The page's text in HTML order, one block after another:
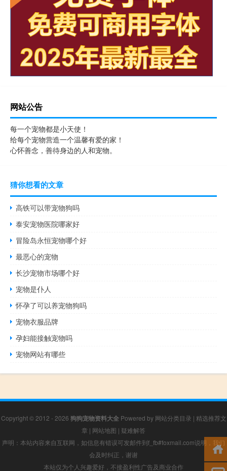
网站公告
每一个宠物都是小天使！
给每个宠物营造一个温馨有爱的家！
心怀善念，善待身边的人和宠物。
猜你想看的文章
高铁可以带宠物狗吗
泰安宠物医院哪家好
冒险岛永恒宠物哪个好
最恶心的宠物
长沙宠物市场哪个好
宠物是仆人
怀孕了可以养宠物狗吗
宠物衣服品牌
孕妇能接触宠物吗
宠物网站有哪些
Copyright © 2012 - 2026 狗狗宠物资料大全Powered by 网站分类目录 | 精选推荐文
章 | 网站地图 | 疑难解答
声明：本站内容来自互联网，如信息有错误可发邮件到f_fb#foxmail.com说明，我们
会及时纠正，谢谢
本站仅为个人兴趣爱好，不接盈利性广告及商业合作